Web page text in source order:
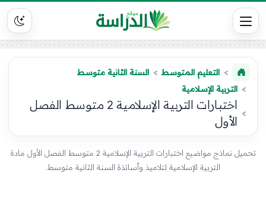
التعليم المتوسط
السنة الثانية متوسط
التربية الإسلامية
اختبارات التربية الإسلامية 2 متوسط الفصل
الأول
تحميل نماذج مواضيع اختبارات التربية الإسلامية 2 متوسط الفصل الأول مادة
التربية الإسلامية لتلاميذ وأساتذة السنة الثانية متوسط.